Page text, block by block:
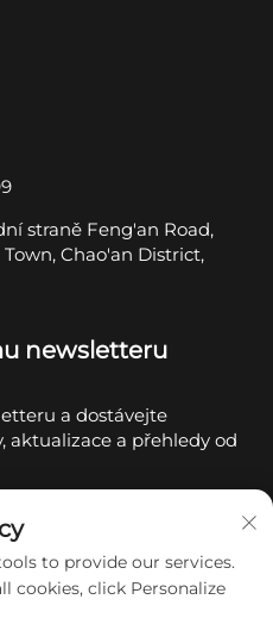
straně Feng'an Road,
Chao'an District,
newsletteru
a dostávejte
aktualizace a přehledy od
Chaozhou Qianyue
to provide our services.
cookies, click Personalize